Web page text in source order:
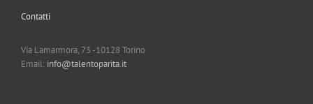
Contatti
Via Lamarmora, 73 -10128 Torino
Email: info@talentoparita.it